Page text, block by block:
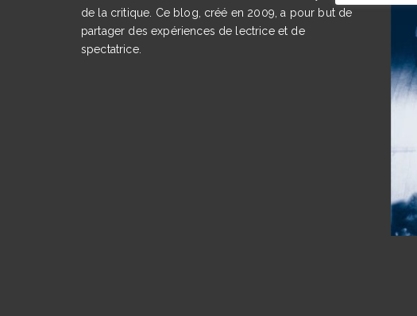
de la critique. Ce blog, créé en 2009, a pour but de
partager des expériences de lectrice et de
spectatrice.